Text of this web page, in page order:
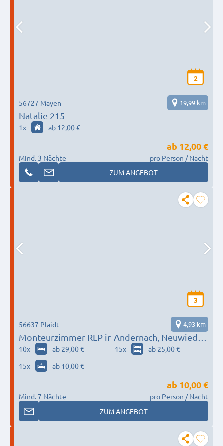
2
Natalie 215
56727 Mayen 19,99 km
1x ab 12,00 €
Mind. 3 Nächte
ab 12,00 €
pro Person / Nacht
ZUM ANGEBOT
3
Monteurzimmer RLP in Andernach, Neuwied,
Koblenz, Kettig
56637 Plaidt 4,93 km
10x ab 29,00 € 15x
ab 25,00 €
15x ab 10,00 €
Mind. 7 Nächte
ab 10,00 €
pro Person / Nacht
ZUM ANGEBOT